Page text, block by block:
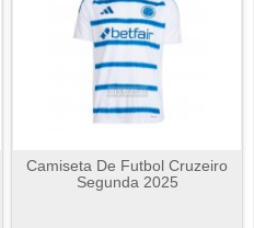
Camiseta De Futbol Cruzeiro
Segunda 2025